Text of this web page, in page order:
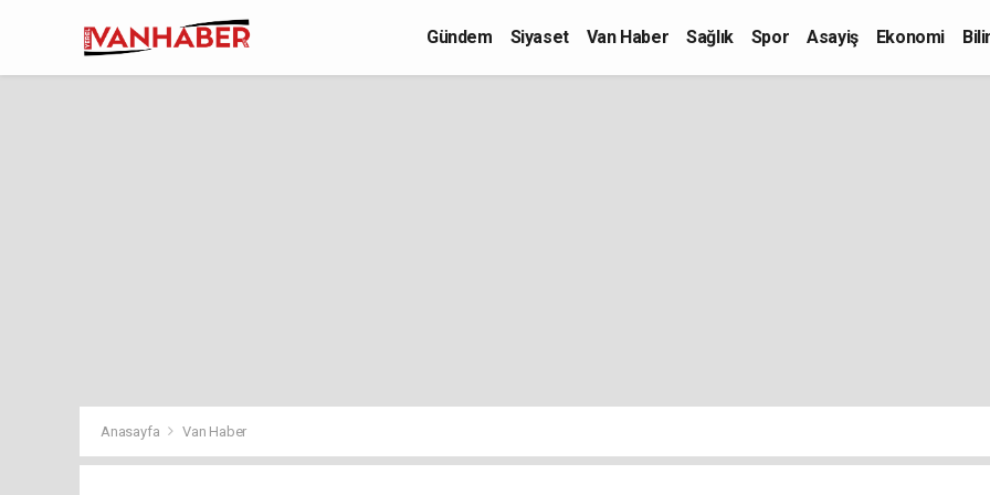
Gündem Siyaset Van Haber Sağlık Spor Asayiş Ekonomi
Anasayfa Van Haber